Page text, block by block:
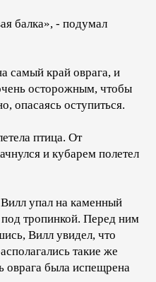
балка», - подумал
самый край оврага, и
осторожным, чтобы
опасаясь оступиться.
птица. От
и кубарем полетел
упал на каменный
тропинкой. Перед ним
Вилл увидел, что
такие же
оврага была испещрена